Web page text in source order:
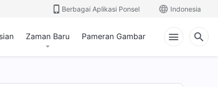
Berbagai Aplikasi Ponsel Indonesia
Zaman Baru Pameran Gambar
5:52
Firman Tuhan Harian: Jalan